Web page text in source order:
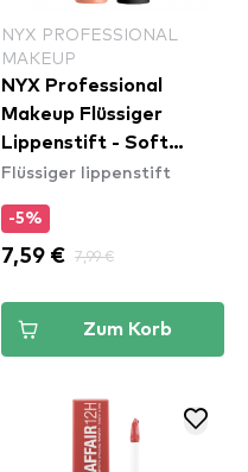
NYX PROFESSIONAL
MAKEUP
NYX Professional
Makeup Flüssiger
Lippenstift - Soft
Matte Lip Cream –
Flüssiger lippenstift
-5%
7,59 € 7,99 €
Zum Korb